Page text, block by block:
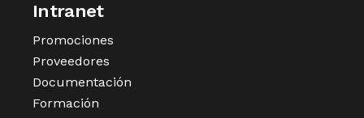
Intranet
Promociones
Proveedores
Documentación
Formación